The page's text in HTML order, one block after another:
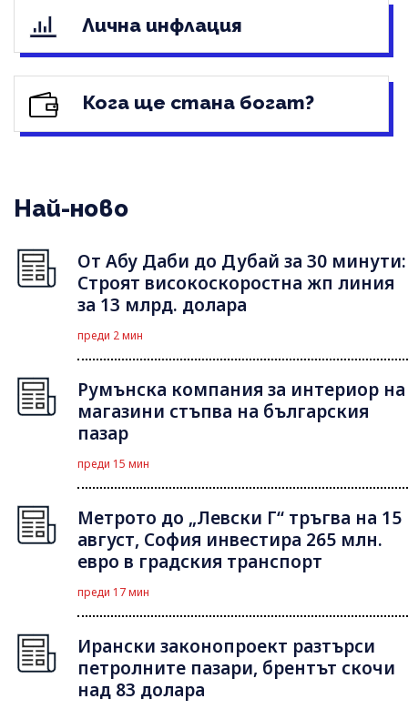
Лична инфлация
Кога ще стана богат?
Най-ново
От Абу Даби до Дубай за 30 минути:
Строят високоскоростна жп линия
за 13 млрд. долара
преди 2 мин
Румънска компания за интериор на
магазини стъпва на българския
пазар
преди 15 мин
Метрото до „Левски Г“ тръгва на 15
август, София инвестира 265 млн.
евро в градския транспорт
преди 17 мин
Ирански законопроект разтърси
петролните пазари, брентът скочи
над 83 долара